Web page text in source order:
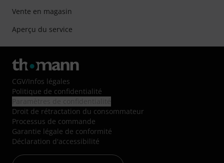
Vente en magasin
Aperçu du service
CGV/Infos légales
Politique de confidentialité
Droit de rétractation du consommateur
Processus de commande
Garantie légale de conformité
Déclaration d'accessibilité